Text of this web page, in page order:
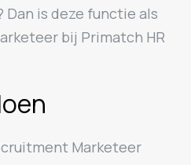
Dan is deze functie als
bij Primatch HR
Marketeer